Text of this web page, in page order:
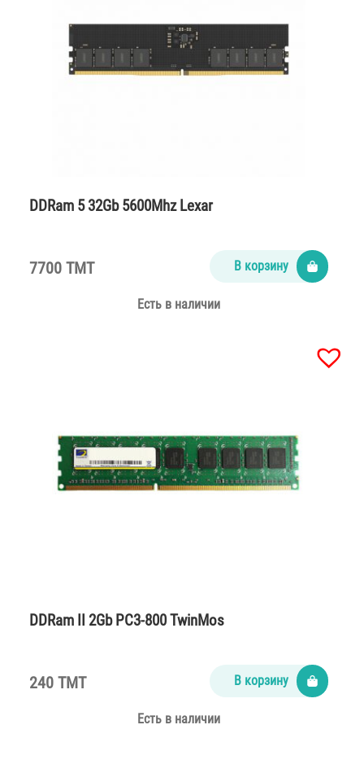
DDRam 5 32Gb 5600Mhz Lexar
7700 TMT В корзину
Есть в наличии
DDRam II 2Gb PC3-800 TwinMos
240 TMT В корзину
Есть в наличии